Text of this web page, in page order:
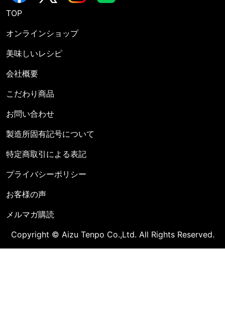
TOP
オンラインショップ
美味しいレシピ
会社概要
こだわり商品
お問い合わせ
製造所固有記号について
特定商取引による表記
プライバシーポリシー
お客様の声
メルマガ購読
Copyright © Aizu Tenpo Co.,Ltd. All Rights Reserved.